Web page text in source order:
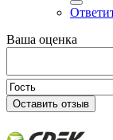
Ваша оценка
Оставить отзыв